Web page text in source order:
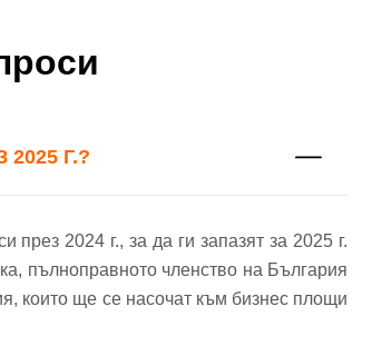
с Facebook
Г.?
2024 г., за да ги запазят за 2025 г.
пълноправното членство на България
които ще се насочат към бизнес площи